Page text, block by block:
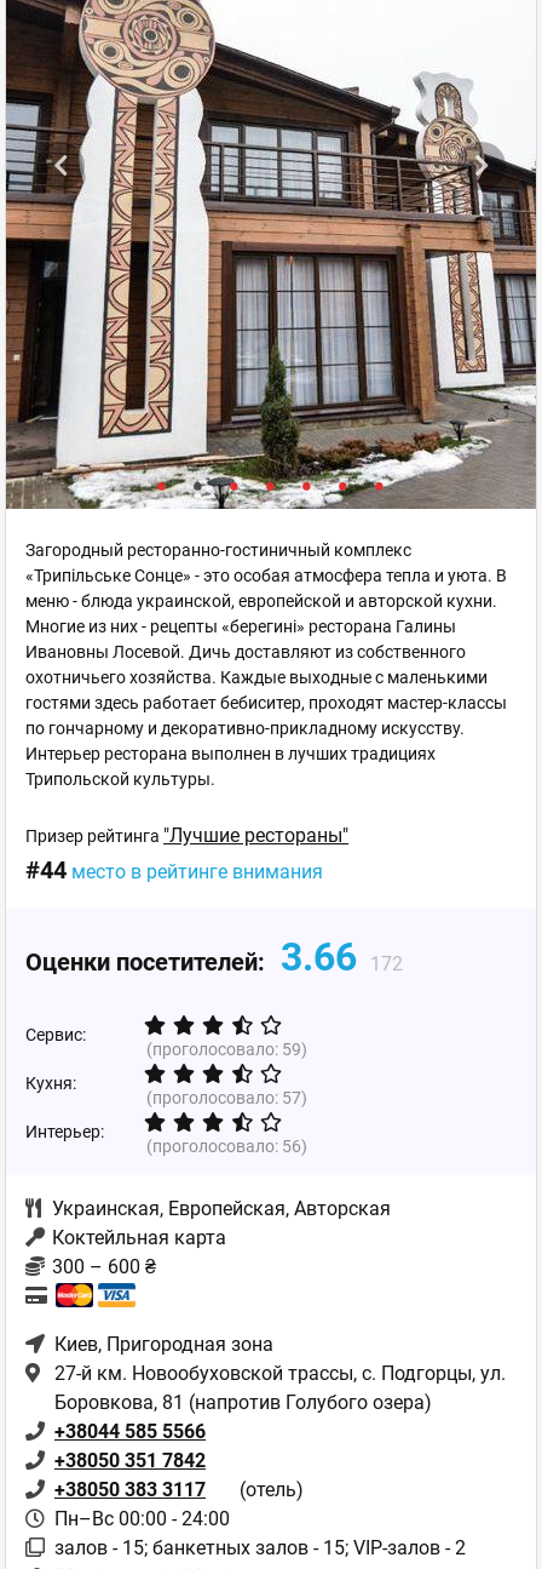
Загородный ресторанно-гостиничный комплекс
«Трипільське Сонце» - это особая атмосфера тепла и уюта. В
меню - блюда украинской, европейской и авторской кухни.
Многие из них - рецепты «берегині» ресторана Галины
Ивановны Лосевой. Дичь доставляют из собственного
охотничьего хозяйства. Каждые выходные с маленькими
гостями здесь работает бебиситер, проходят мастер-классы
по гончарному и декоративно-прикладному искусству.
Интерьер ресторана выполнен в лучших традициях
Трипольской культуры.
Призер рейтинга "Лучшие рестораны"
#44 место в рейтинге внимания
Оценки посетителей: 3.66 172
Сервис:
(проголосовало: 59)
Кухня:
(проголосовало: 57)
Интерьер:
(проголосовало: 56)
Украинская, Европейская, Авторская
Коктейльная карта
300 – 600 ₴
Киев, Пригородная зона
27-й км. Новообуховской трассы, с. Подгорцы, ул.
Боровкова, 81 (напротив Голубого озера)
+38044 585 5566
+38050 351 7842
+38050 383 3117
(отель)
Пн–Вс 00:00 - 24:00
залов - 15; банкетных залов - 15; VIP-залов - 2